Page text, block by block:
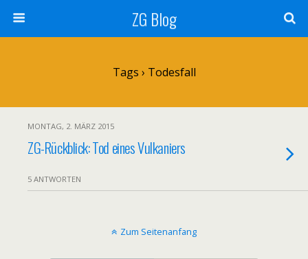
ZG Blog
Tags › Todesfall
MONTAG, 2. MÄRZ 2015
ZG-Rückblick: Tod eines Vulkaniers
5 ANTWORTEN
Zum Seitenanfang